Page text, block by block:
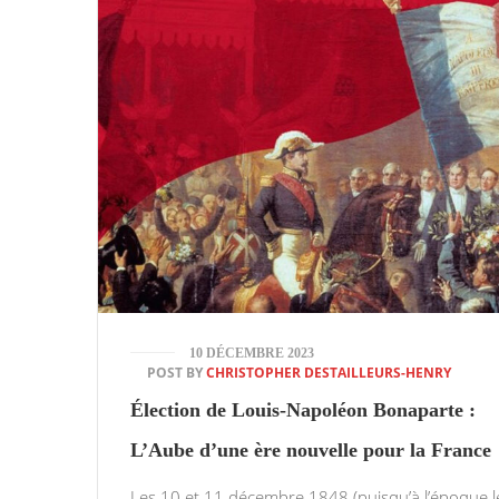
10 DÉCEMBRE 2023
POST BYCHRISTOPHER DESTAILLEURS-HENRY
Élection de Louis-Napoléon Bonaparte :
L’Aube d’une ère nouvelle pour la France